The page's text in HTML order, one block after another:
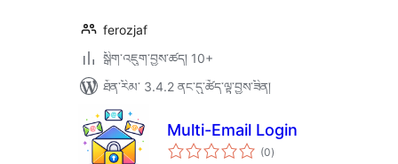
ferozjaf
སྒྲིག་འཇུག་བྱས་ཚད། 10+
ཐོན་རིམ་ 3.4.2 ནང་དུ་ཚོད་ལྟ་བྱས་ཟིན།
Multi-Email Login
(0གདེང་
འཇོག་
)